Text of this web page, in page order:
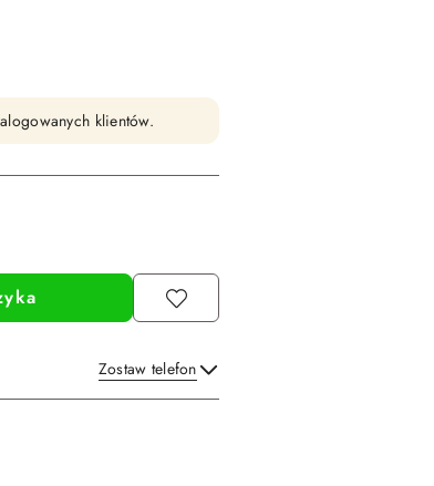
klientów.
Zostaw telefon
Wyślij